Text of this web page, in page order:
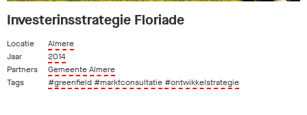
Investerinsstrategie Floriade
Locatie
Almere
Jaar
2014
Partners
Gemeente Almere
Tags
#greenfield#marktconsultatie#ontwikkelstrategie